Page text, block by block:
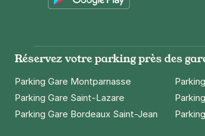
Réservez votre parking près des
Parking Gare Montparnasse
Parking Gare Saint-Lazare
Parking Gare Bordeaux Saint-Jean